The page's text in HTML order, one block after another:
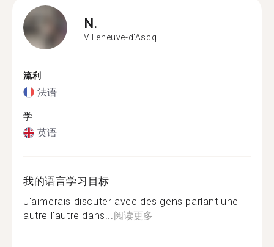
N.
Villeneuve-d'Ascq
流利
法语
学
英语
我的语言学习目标
J'aimerais discuter avec des gens parlant une
autre l'autre dans...阅读更多